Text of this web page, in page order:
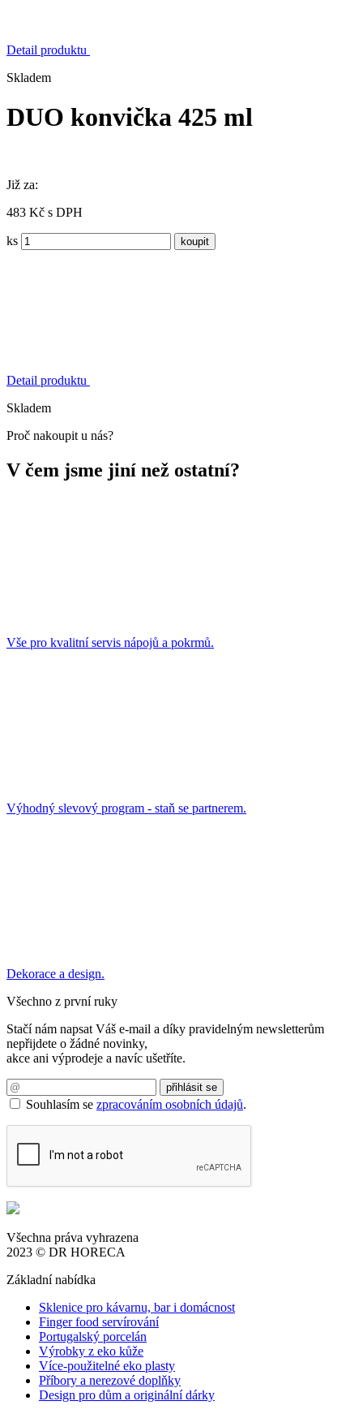
Detail produktu
Skladem
DUO konvička 425 ml
Již za:
483 Kč s DPH
ks
Detail produktu
Skladem
Proč nakoupit u nás?
V čem jsme jiní než ostatní?
Vše pro kvalitní servis nápojů a pokrmů.
Výhodný slevový program - staň se partnerem.
Dekorace a design.
Všechno z první ruky
Stačí nám napsat Váš e-mail a díky pravidelným newsletterům
nepřijdete o žádné novinky,
akce ani výprodeje a navíc ušetříte.
Souhlasím se zpracováním osobních údajů.
Všechna práva vyhrazena
2023 © DR HORECA
Základní nabídka
Sklenice pro kávarnu, bar i domácnost
Finger food servírování
Portugalský porcelán
Výrobky z eko kůže
Více-použitelné eko plasty
Příbory a nerezové doplňky
Design pro dům a originální dárky